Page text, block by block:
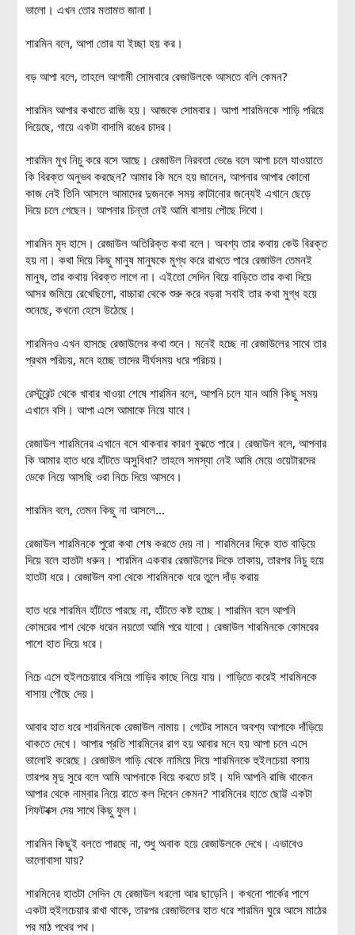
ভালো। এখন তোর মতামত জানা।
শারমিন বলে, আপা তোর যা ইচ্ছা হয় কর।
বড় আপা বলে, তাহলে আগামী সোমবারে রেজাউলকে আসতে বলি কেমন?
শারমিন আপার কথাতে রাজি হয়। আজকে সোমবার। আপা শারমিনকে শাড়ি পরিয়ে
দিয়েছে, গায়ে একটা বাদামি রঙের চাদর।
শারমিন মুখ নিচু করে বসে আছে। রেজাউল নিরবতা ভেঙে বলে আপা চলে যাওয়াতে
কি বিরক্ত অনুভব করছেন? আমার কি মনে হয় জানেন, আপনার আপার কোনো
কাজ নেই তিনি আসলে আমাদের দুজনকে সময় কাটানোর জন্যেই এখানে ছেড়ে
দিয়ে চলে গেছেন। আপনার চিন্তা নেই আমি বাসায় পৌছে দিবো।
শারমিন মৃদ হাসে। রেজাউল অতিরিক্ত কথা বলে। অবশ্য তার কথায় কেউ বিরক্ত
হয় না। কথা দিয়ে কিছু মানুষ মানুষকে মুগ্ধ করে রাখতে পারে রেজাউল তেমনই
মানুষ, তার কথায় বিরক্ত লাগে না। এইতো সেদিন বিয়ে বাড়িতে তার কথা দিয়ে
আসর জমিয়ে রেখেছিলো, বাচ্চারা থেকে শুরু করে বড়রা সবাই তার কথা মুগ্ধ হয়ে
শুনেছে, কখনো হেসে উঠেছে।
শারমিনও এখন হাসছে রেজাউলের কথা শুনে। মনেই হচ্ছে না রেজাউলের সাথে তার
প্রথম পরিচয়, মনে হচ্ছে তাদের দীর্ঘসময় ধরে পরিচয়।
রেস্টুরেন্ট থেকে খাবার খাওয়া শেষে শারমিন বলে, আপনি চলে যান আমি কিছু সময়
এখানে বসি। আপা এসে আমাকে নিয়ে যাবে।
রেজাউল শারমিনের এখানে বসে থাকবার কারণ বুঝতে পারে। রেজাউল বলে, আপনার
কি আমার হাত ধরে হাঁটতে অসুবিধা? তাহলে সমস্যা নেই আমি মেয়ে ওয়েটারদের
ডেকে নিয়ে আসছি ওরা নিচে দিয়ে আসবে।
শারমিন বলে, তেমন কিছু না আসলে...
রেজাউল শারমিনকে পুরো কথা শেষ করতে দেয় না। শারমিনের দিকে হাত বাড়িয়ে
দিয়ে বলে হাতটা ধরুন। শারমিন একবার রেজাউলের দিকে তাকায়, তারপর নিচু হয়ে
হাতটা ধরে। রেজাউল বসা থেকে শারমিনকে ধরে তুলে দাঁড় করায়
হাত ধরে শারমিন হাঁটতে পারছে না, হাঁটতে কষ্ট হচ্ছে। শারমিন বলে আপনি
কোমরের পাশ থেকে ধরেন নয়তো আমি পরে যাবো। রেজাউল শারমিনকে কোমরের
পাশে হাত দিয়ে ধরে।
নিচে এসে হুইলচেয়ারে বসিয়ে গাড়ির কাছে নিয়ে যায়। গাড়িতে করেই শারমিনকে
বাসায় পৌছে দেয়।
আবার হাত ধরে শারমিনকে রেজাউল নামায়। গেটের সামনে অবশ্য আপাকে দাঁড়িয়ে
থাকতে দেখে। আপার প্রতি শারমিনের রাগ হয় আবার মনে হয় আপা চলে এসে
ভালোই করেছে। রেজাউল গাড়ি থেকে নামিয়ে দিয়ে শারমিনকে হুইলচেয়া বসায়
তারপর মৃদু সুরে বলে আমি আপনাকে বিয়ে করতে চাই। যদি আপনি রাজি থাকেন
আপার থেকে নাম্বার নিয়ে রাতে কল দিবেন কেমন? শারমিনের হাতে ছোট্ট একটা
গিফটবক্স দেয় সাথে কিছু ফুল।
শারমিন কিছুই বলতে পারছে না, শুধু অবাক হয়ে রেজাউলকে দেখে। এভাবেও
ভালোবাসা যায়?
শারমিনের হাতটা সেদিন যে রেজাউল ধরলো আর ছাড়েনি। কখনো পার্কের পাশে
একটা হুইলচেয়ার রাখা থাকে, তারপর রেজাউলের হাত ধরে শারমিন ঘুরে আসে মাঠের
পর মাঠ পথের পথ।